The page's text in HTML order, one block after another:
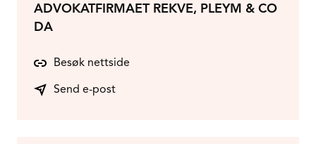
ADVOKATFIRMAET REKVE, PLEYM & CO
DA
Besøk nettside
Send e-post